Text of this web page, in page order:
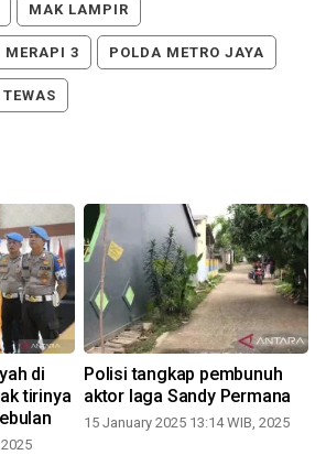
MAK LAMPIR
MERAPI 3 POLDA METRO JAYA
di
tirinya
Polisi tangkap pembunuh
aktor laga Sandy Permana
15 January 2025 13:14 WIB, 2025